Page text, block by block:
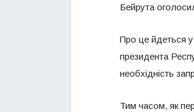
Бейрута
Про це йдеться у
президента
необхідність
Тим часом, як